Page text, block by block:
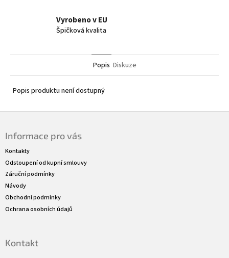
Vyrobeno v EU
Špičková kvalita
Popis Diskuze
Popis produktu není dostupný
Informace pro vás
Kontakty
Odstoupení od kupní smlouvy
Záruční podmínky
Návody
Obchodní podmínky
Ochrana osobních údajů
Kontakt